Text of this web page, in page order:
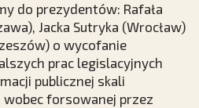
do prezydentów: Rafała
Jacka Sutryka (Wrocław)
o wycofanie
prac legislacyjnych
publicznej skali
wobec forsowanej przez